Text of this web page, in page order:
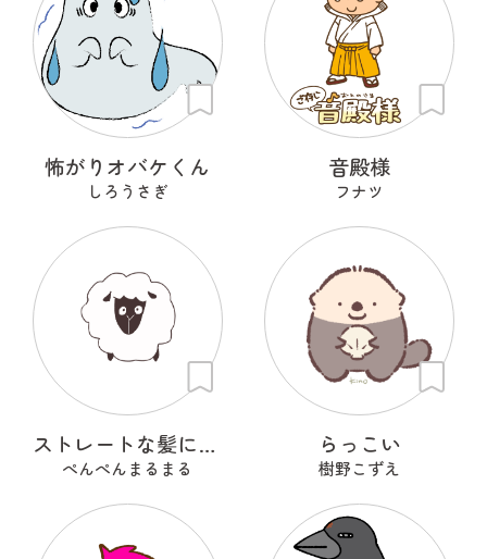
怖がりオバケくん
しろうさぎ
音殿様
フナツ
ストレートな髪に憧れるひつじ
ぺんぺんまるまる
らっこい
樹野こずえ